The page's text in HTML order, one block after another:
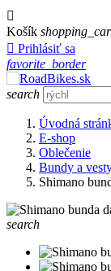

Košík
 Prihlásiť sa
favorite_border
search
Úvodná
E-shop
Oblečenie
Bundy a
Shimano
search